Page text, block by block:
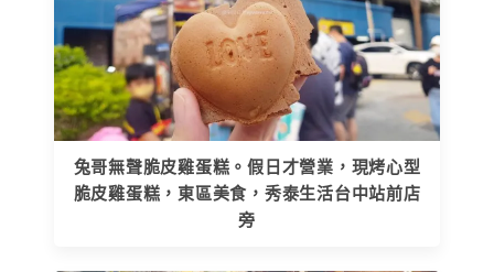
兔哥無聲脆皮雞蛋糕。假日才營業，現烤心型
脆皮雞蛋糕，東區美食，秀泰生活台中站前店
旁